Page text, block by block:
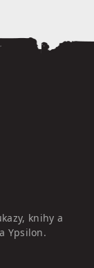
knihy a
Ypsilon.